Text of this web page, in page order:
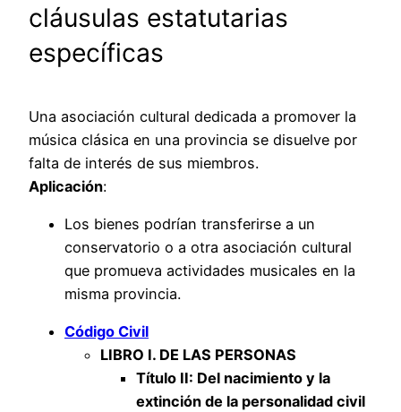
cláusulas estatutarias
específicas
Una asociación cultural dedicada a promover la
música clásica en una provincia se disuelve por
falta de interés de sus miembros.
Aplicación:
Los bienes podrían transferirse a un
conservatorio o a otra asociación cultural
que promueva actividades musicales en la
misma provincia.
Código Civil
LIBRO I. DE LAS PERSONAS
Título II: Del nacimiento y la
extinción de la personalidad civil